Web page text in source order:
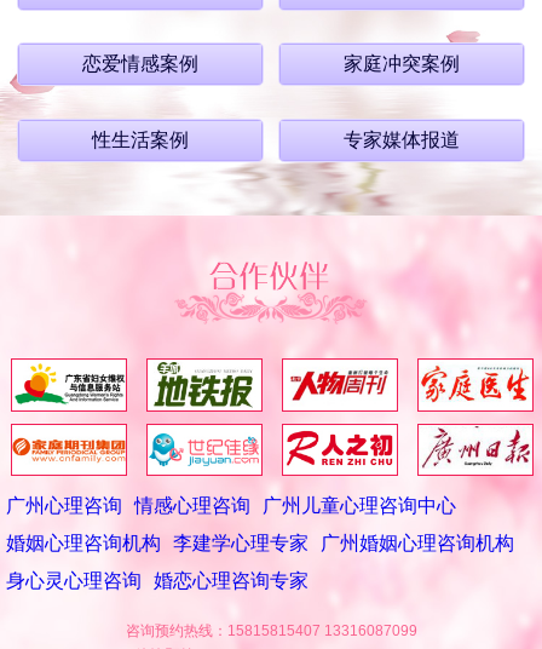
恋爱情感案例 家庭冲突案例
性生活案例 专家媒体报道
广州心理咨询 情感心理咨询
广州儿童心理咨询中心
婚姻心理咨询机构
李建学心理专家
广州婚姻心理咨询机构
身心灵心理咨询
婚恋心理咨询专家
咨询预约热线：15815815407 13316087099